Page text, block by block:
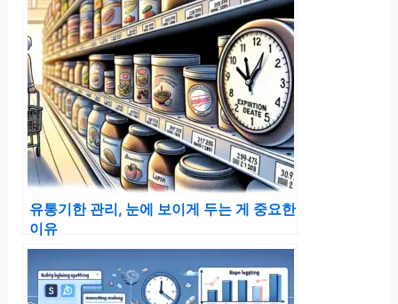
유통기한 관리, 눈에 보이게 두는 게 중요한
이유